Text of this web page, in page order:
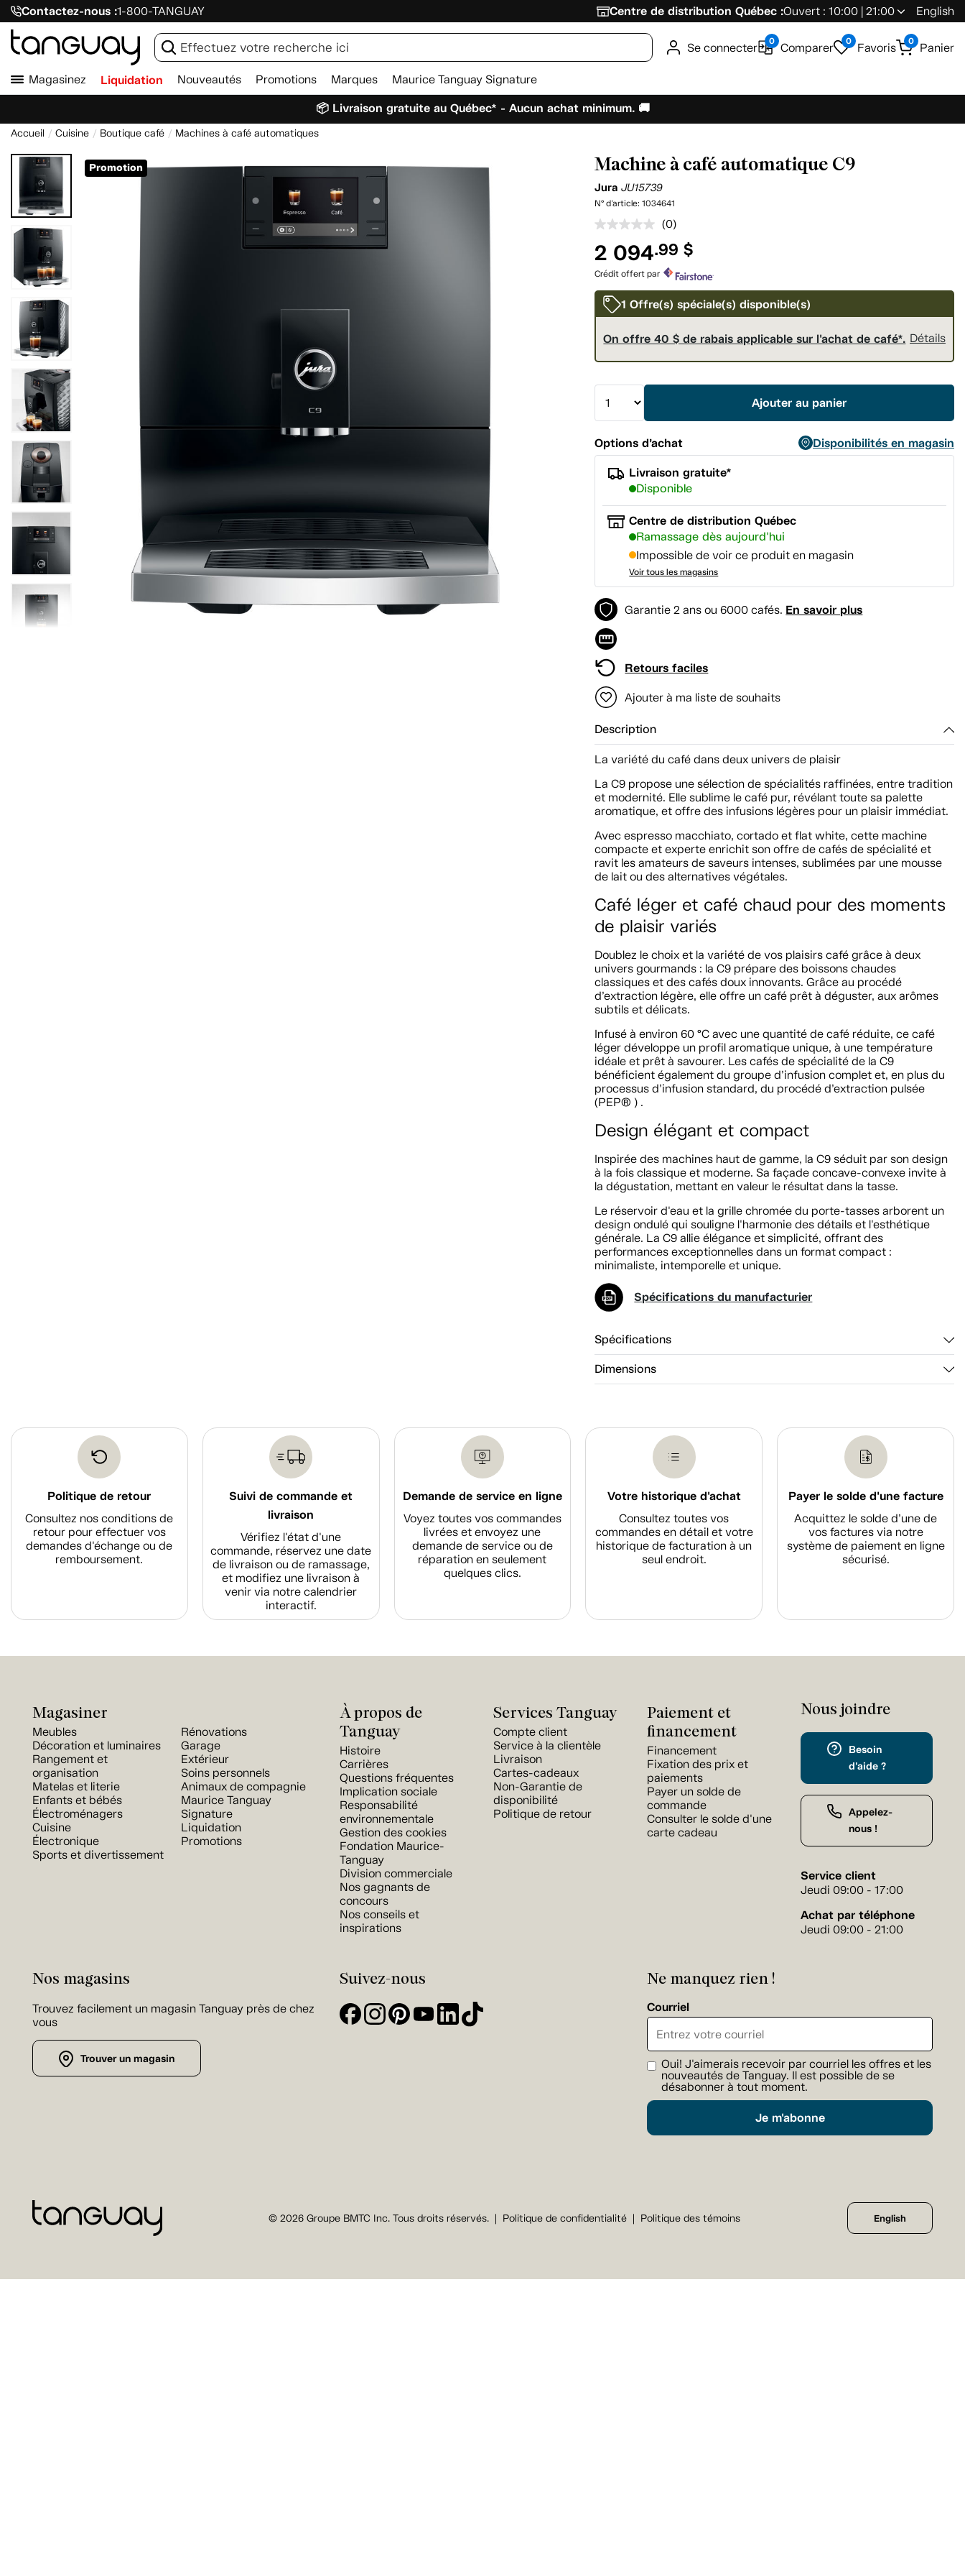
Contactez-nous :1-800-TANGUAY Centre de distribution Québec :Ouvert : 10:00 | 21:00 English
Se connecter 0 Comparer 0 Favoris 0 Panier
Magasinez Liquidation Nouveautés Promotions Marques Maurice Tanguay Signature
📦 Livraison gratuite au Québec* - Aucun achat minimum. 🚚
Accueil Cuisine Boutique café Machines à café automatiques
Promotion Machine à café automatique C9
JuraJU15739
N° d'article:1034641
Aucune
cote
pour
produit.
vers
la
même
page.
(0)
2 094.99 $
Crédit offert par
1 Offre(s) spéciale(s) disponible(s)
On offre 40 $ de rabais applicable sur l'achat de café*. Détails
Ajouter au panier
Options d’achat
Disponibilités en magasin
Livraison gratuite*
Disponible
Centre de distribution Québec
Ramassage dès aujourd'hui
Impossible de voir ce produit en magasin
Voir tous les magasins
Garantie 2 ans ou 6000 cafés. En savoir plus
Retours faciles
Ajouter à ma liste de souhaits
Description
La variété du café dans deux univers de plaisir
La C9 propose une sélection de spécialités raffinées, entre tradition
et modernité. Elle sublime le café pur, révélant toute sa palette
aromatique, et offre des infusions légères pour un plaisir immédiat.
Avec espresso macchiato, cortado et flat white, cette machine
compacte et experte enrichit son offre de cafés de spécialité et
ravit les amateurs de saveurs intenses, sublimées par une mousse
de lait ou des alternatives végétales.
Café léger et café chaud pour des moments
de plaisir variés
Doublez le choix et la variété de vos plaisirs café grâce à deux
univers gourmands : la C9 prépare des boissons chaudes
classiques et des cafés doux innovants. Grâce au procédé
d’extraction légère, elle offre un café prêt à déguster, aux arômes
subtils et délicats.
Infusé à environ 60 °C avec une quantité de café réduite, ce café
léger développe un profil aromatique unique, à une température
idéale et prêt à savourer. Les cafés de spécialité de la C9
bénéficient également du groupe d’infusion complet et, en plus du
processus d’infusion standard, du procédé d’extraction pulsée
(PEP® ) .
Design élégant et compact
Inspirée des machines haut de gamme, la C9 séduit par son design
à la fois classique et moderne. Sa façade concave-convexe invite à
la dégustation, mettant en valeur le résultat dans la tasse.
Le réservoir d'eau et la grille chromée du porte-tasses arborent un
design ondulé qui souligne l'harmonie des détails et l'esthétique
générale. La C9 allie élégance et simplicité, offrant des
performances exceptionnelles dans un format compact :
minimaliste, intemporelle et unique.
Spécifications du manufacturier
Spécifications
Dimensions
Politique de retour
Consultez nos conditions de
retour pour effectuer vos
demandes d'échange ou de
remboursement.
Suivi de commande et
livraison
Vérifiez l'état d'une
commande, réservez une date
de livraison ou de ramassage,
et modifiez une livraison à
venir via notre calendrier
interactif.
Demande de service en ligne
Voyez toutes vos commandes
livrées et envoyez une
demande de service ou de
réparation en seulement
quelques clics.
Votre historique d'achat
Consultez toutes vos
commandes en détail et votre
historique de facturation à un
seul endroit.
Payer le solde d'une facture
Acquittez le solde d’une de
vos factures via notre
système de paiement en ligne
sécurisé.
Magasiner
Meubles
Décoration et luminaires
Rangement et
organisation
Matelas et literie
Enfants et bébés
Électroménagers
Cuisine
Électronique
Sports et divertissement
Rénovations
Garage
Extérieur
Soins personnels
Animaux de compagnie
Maurice Tanguay
Signature
Liquidation
Promotions
À propos de
Tanguay
Histoire
Carrières
Questions fréquentes
Implication sociale
Responsabilité
environnementale
Gestion des cookies
Fondation Maurice-
Tanguay
Division commerciale
Nos gagnants de
concours
Nos conseils et
inspirations
Services Tanguay
Compte client
Service à la clientèle
Livraison
Cartes-cadeaux
Non-Garantie de
disponibilité
Politique de retour
Paiement et
financement
Financement
Fixation des prix et
paiements
Payer un solde de
commande
Consulter le solde d'une
carte cadeau
Nous joindre
Besoin
d'aide ?
Appelez-
nous !
Service client
Jeudi 09:00 - 17:00
Achat par téléphone
Jeudi 09:00 - 21:00
Nos magasins
Trouvez facilement un magasin Tanguay près de chez
vous
Trouver un magasin
Suivez-nous Ne manquez rien !
Courriel
Oui! J'aimerais recevoir par courriel les offres et les
nouveautés de Tanguay. Il est possible de se
désabonner à tout moment.
Je m'abonne
© 2026 Groupe BMTC Inc. Tous droits réservés. Politique de confidentialité Politique des témoins English